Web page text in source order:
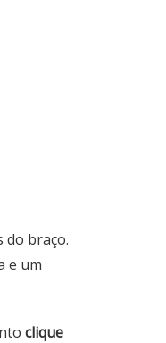
do braço.
e um
clique